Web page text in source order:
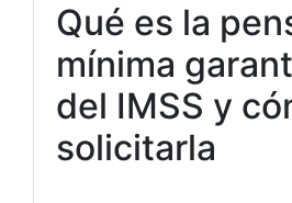
Qué es la
mínima
del IMSS y
solicitarla